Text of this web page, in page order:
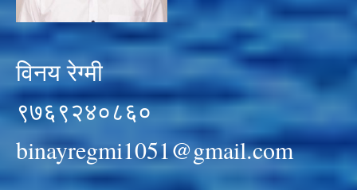
विनय रेग्मी
९७६९२४०८६०
binayregmi1051@gmail.com